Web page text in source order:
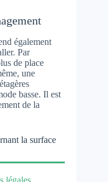
également
Par
de place
une
basse. Il est
de la
la surface
légales